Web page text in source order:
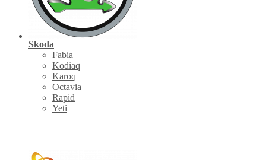
Skoda
Fabia
Kodiaq
Karoq
Octavia
Rapid
Yeti